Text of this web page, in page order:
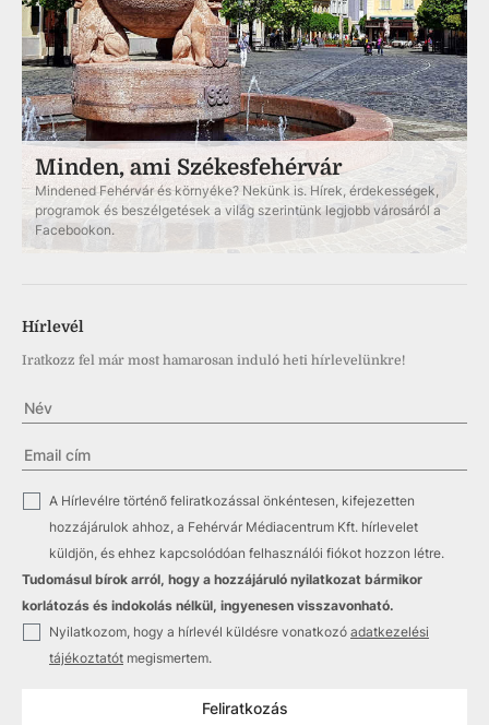
Minden, ami Székesfehérvár
Mindened Fehérvár és környéke? Nekünk is. Hírek, érdekességek,
programok és beszélgetések a világ szerintünk legjobb városáról a
Facebookon.
Hírlevél
Iratkozz fel már most hamarosan induló heti hírlevelünkre!
A Hírlevélre történő feliratkozással önkéntesen, kifejezetten
hozzájárulok ahhoz, a Fehérvár Médiacentrum Kft. hírlevelet
küldjön, és ehhez kapcsolódóan felhasználói fiókot hozzon létre.
Tudomásul bírok arról, hogy a hozzájáruló nyilatkozat bármikor
korlátozás és indokolás nélkül, ingyenesen visszavonható.
Nyilatkozom, hogy a hírlevél küldésre vonatkozó adatkezelési
tájékoztatót megismertem.
Feliratkozás